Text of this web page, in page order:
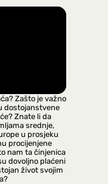
Zašto je važno
dostojanstvene
Znate li da
srednje,
u prosjeku
procijenjene
nam ta činjenica
dovoljno plaćeni
život svojim